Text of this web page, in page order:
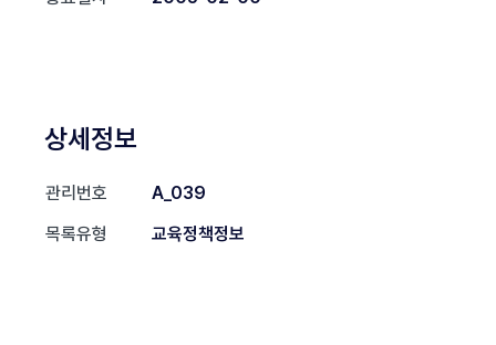
상세정보
관리번호
A_039
목록유형
교육정책정보